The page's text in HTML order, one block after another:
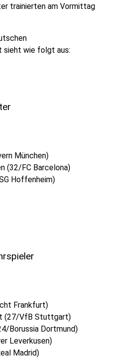
trainierten am Vormittag
sieht wie folgt aus:
München)
(32/FC Barcelona)
Hoffenheim)
Frankfurt)
(27/VfB Stuttgart)
Borussia Dortmund)
Leverkusen)
Madrid)